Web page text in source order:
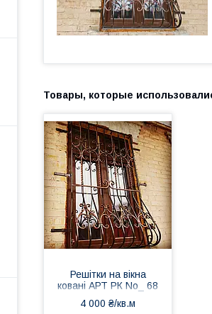
Решітки на вікна
ковані АРТ РК No_ 68
4 000 ₴/кв.м